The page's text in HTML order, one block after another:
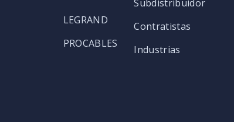
LEGRAND
PROCABLES
Subdistribuidor
Contratistas
Industrias